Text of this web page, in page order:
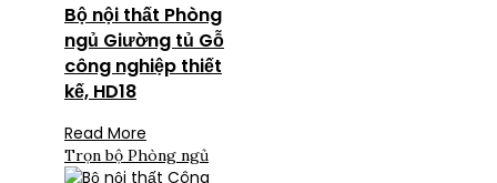
Bộ nội thất Phòng
ngủ Giường tủ Gỗ
công nghiệp thiết
kế, HD18
Read More
Trọn bộ Phòng ngủ